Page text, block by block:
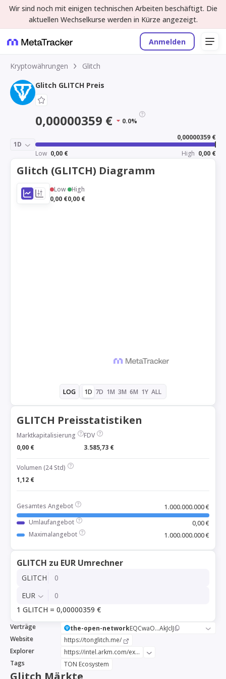
Wir sind noch mit einigen technischen Arbeiten beschäftigt. Die
aktuellen Wechselkurse werden in Kürze angezeigt.
Anmelden
Kryptowährungen
Glitch
Glitch GLITCH Preis
0,00000359 € 0.0%
1D
0,00000359 €
Low 0,00 € High 0,00 €
Glitch (GLITCH) Diagramm
Low
0,00 €
High
0,00 €
LOG 1D 7D 1M 3M 6M 1Y ALL
GLITCH Preisstatistiken
Marktkapitalisierung
0,00 €
FDV
3.585,73 €
Volumen (24 Std)
1,12 €
Gesamtes Angebot
1.000.000.000 €
Umlaufangebot
0,00 €
Maximalangebot
1.000.000.000 €
GLITCH zu EUR Umrechner
GLITCH
EUR
1 GLITCH = 0,00000359 €
Verträge the-open-networkEQCwaO...AkJclJ
Website
https://tonglitch.me/
Explorer
https://intel.arkm.com/explorer/token/glitch
Tags
TON Ecosystem
Glitch Märkte